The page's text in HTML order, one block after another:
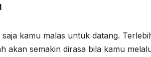
kamu malas untuk datang.
akan semakin dirasa bila kamu